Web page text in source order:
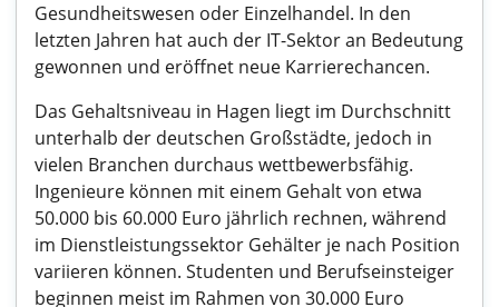
Gesundheitswesen oder Einzelhandel. In den
letzten Jahren hat auch der IT-Sektor an Bedeutung
gewonnen und eröffnet neue Karrierechancen.
Das Gehaltsniveau in Hagen liegt im Durchschnitt
unterhalb der deutschen Großstädte, jedoch in
vielen Branchen durchaus wettbewerbsfähig.
Ingenieure können mit einem Gehalt von etwa
50.000 bis 60.000 Euro jährlich rechnen, während
im Dienstleistungssektor Gehälter je nach Position
variieren können. Studenten und Berufseinsteiger
beginnen meist im Rahmen von 30.000 Euro